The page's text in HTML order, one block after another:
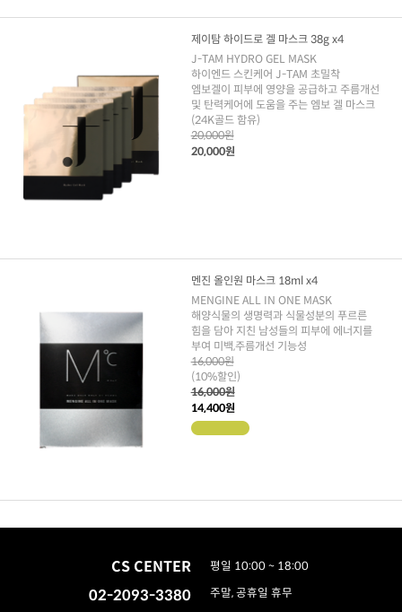
제이탐 하이드로 겔 마스크 38g x4
J-TAM HYDRO GEL MASK
하이엔드 스킨케어 J-TAM 초밀착
엠보겔이 피부에 영양을 공급하고 주름개선
및 탄력케어에 도움을 주는 엠보 겔 마스크
(24K골드 함유)
20,000원
20,000원
멘진 올인원 마스크 18ml x4
MENGINE ALL IN ONE MASK
해양식물의 생명력과 식물성분의 푸르른
힘을 담아 지친 남성들의 피부에 에너지를
부여 미백,주름개선 기능성
16,000원
(10%할인)
16,000원
14,400원
CS CENTER
02-2093-3380
평일 10:00 ~ 18:00
주말, 공휴일 휴무